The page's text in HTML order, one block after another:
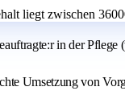
liegt zwischen
in der Pflege
Umsetzung von